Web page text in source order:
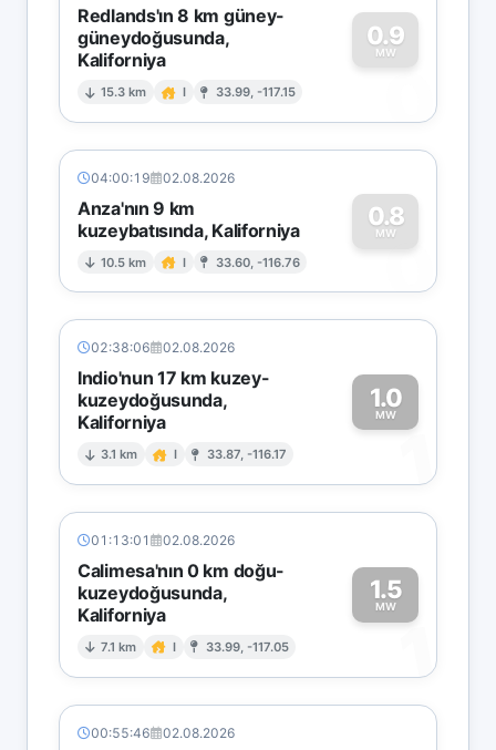
Redlands'ın 8 km güney-
güneydoğusunda,
Kaliforniya
15.3 km I 33.99, -117.15
0.9
MW
0
04:00:19 02.08.2026
Anza'nın 9 km
kuzeybatısında, Kaliforniya
10.5 km I 33.60, -116.76
0.8
MW
0
02:38:06 02.08.2026
Indio'nun 17 km kuzey-
kuzeydoğusunda,
Kaliforniya
3.1 km I 33.87, -116.17
1.0
MW
1
01:13:01 02.08.2026
Calimesa'nın 0 km doğu-
kuzeydoğusunda,
Kaliforniya
7.1 km I 33.99, -117.05
1.5
MW
1
00:55:46 02.08.2026